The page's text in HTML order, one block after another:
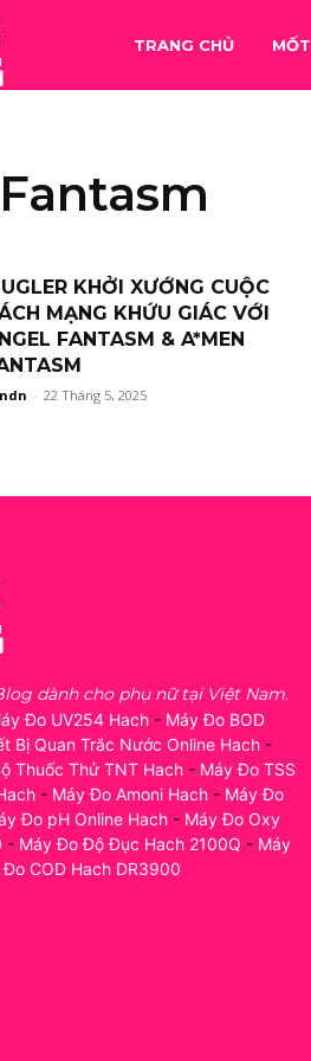
TRANG CHỦ MỐT
KHỞI XƯỚNG CUỘC
MẠNG KHỨU GIÁC VỚI
FANTASM & A*MEN
- 22 Tháng 5, 2025
dành cho phụ nữ tại Việt Nam.
Đo UV254 Hach - Máy Đo BOD
Bị Quan Trắc Nước Online Hach -
Thuốc Thử TNT Hach - Máy Đo TSS
- Máy Đo Amoni Hach - Máy Đo
Đo pH Online Hach - Máy Đo Oxy
- Máy Đo Độ Đục Hach 2100Q - Máy
Đo COD Hach DR3900